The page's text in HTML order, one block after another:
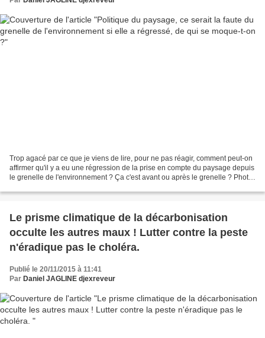
Trop agacé par ce que je viens de lire, pour ne pas réagir, comment peut-on
affirmer qu'il y a eu une régression de la prise en compte du paysage depuis
le grenelle de l'environnement ? Ça c'est avant ou après le grenelle ? Photo,
Le prisme climatique de la décarbonisation
occulte les autres maux ! Lutter contre la peste
n'éradique pas le choléra.
Publié le 20/11/2015 à 11:41
Par Daniel JAGLINE djexreveur